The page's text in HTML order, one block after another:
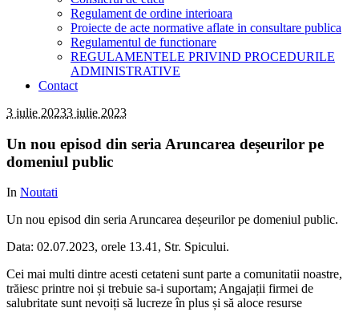
Regulament de ordine interioara
Proiecte de acte normative aflate in consultare publica
Regulamentul de functionare
REGULAMENTELE PRIVIND PROCEDURILE
ADMINISTRATIVE
Contact
3 iulie 20233 iulie 2023
Un nou episod din seria Aruncarea deșeurilor pe
domeniul public
In Noutati
Un nou episod din seria Aruncarea deșeurilor pe domeniul public.
Data: 02.07.2023, orele 13.41, Str. Spicului.
Cei mai multi dintre acesti cetateni sunt parte a comunitatii noastre,
trăiesc printre noi și trebuie sa-i suportam; Angajații firmei de
salubritate sunt nevoiți să lucreze în plus și să aloce resurse